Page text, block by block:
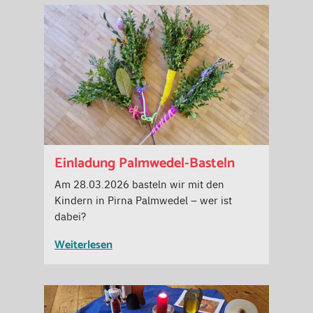
Einladung Palmwedel-Basteln
Am 28.03.2026 basteln wir mit den
Kindern in Pirna Palmwedel – wer ist
dabei?
Weiterlesen